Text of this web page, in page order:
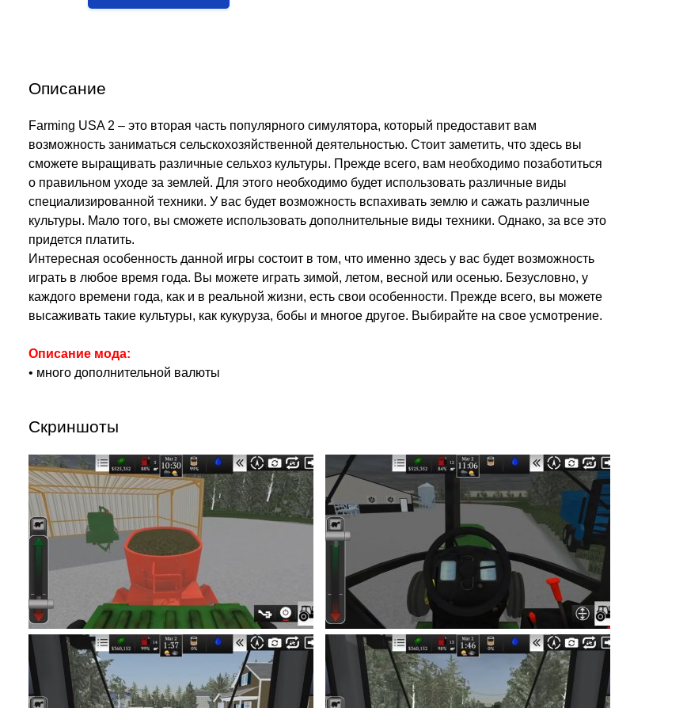
Описание
Farming USA 2 – это вторая часть популярного симулятора, который предоставит вам
возможность заниматься сельскохозяйственной деятельностью. Стоит заметить, что здесь вы
сможете выращивать различные сельхоз культуры. Прежде всего, вам необходимо позаботиться
о правильном уходе за землей. Для этого необходимо будет использовать различные виды
специализированной техники. У вас будет возможность вспахивать землю и сажать различные
культуры. Мало того, вы сможете использовать дополнительные виды техники. Однако, за все это
придется платить.
Интересная особенность данной игры состоит в том, что именно здесь у вас будет возможность
играть в любое время года. Вы можете играть зимой, летом, весной или осенью. Безусловно, у
каждого времени года, как и в реальной жизни, есть свои особенности. Прежде всего, вы можете
высаживать такие культуры, как кукуруза, бобы и многое другое. Выбирайте на свое усмотрение.
Описание мода:
• много дополнительной валюты
Скриншоты